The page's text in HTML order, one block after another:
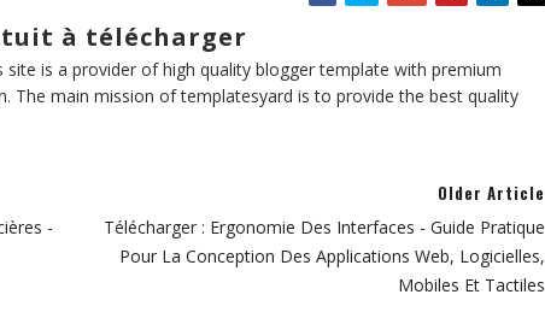
à télécharger
is a provider of high quality blogger template with premium
The main mission of templatesyard is to provide the best quality
-
Older Article
Télécharger : Ergonomie Des Interfaces - Guide Pratique
Pour La Conception Des Applications Web, Logicielles,
Mobiles Et Tactiles